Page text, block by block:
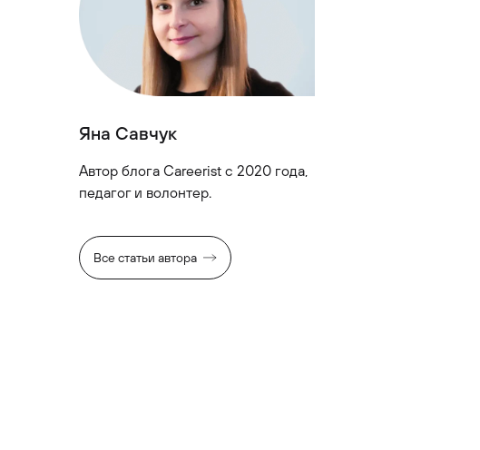
Яна Савчук
Автор блога Careerist с 2020 года,
педагог и волонтер.
Все статьи автора